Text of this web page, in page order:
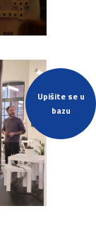
Upišite se u
bazu